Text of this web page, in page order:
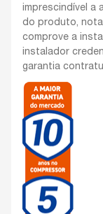
imprescindível a
do produto,
comprove a
instalador
garantia